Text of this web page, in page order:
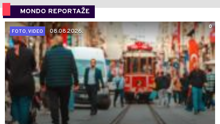
MONDO REPORTAŽE
0
FOTO, VIDEO
08.08.2026.